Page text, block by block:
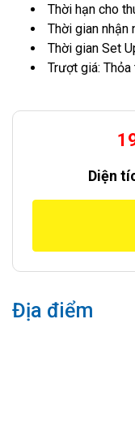
Thời hạn cho
Thời gian nhận
Thời gian Set
Trượt giá: Thỏa
Diện
Địa điểm